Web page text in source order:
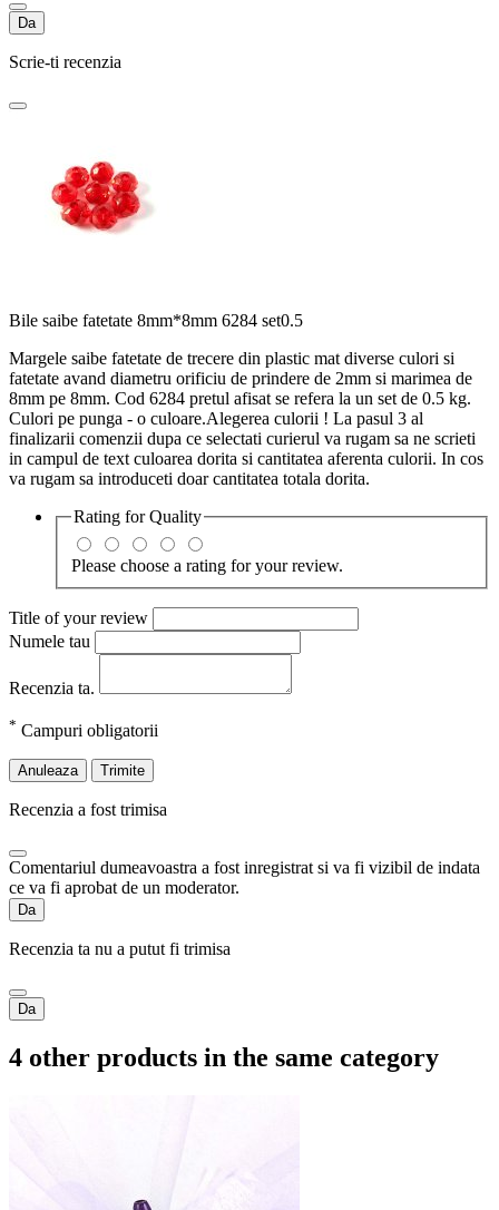
Da
Scrie-ti recenzia
Bile saibe fatetate 8mm*8mm 6284 set0.5
Margele saibe fatetate de trecere din plastic mat diverse culori si
fatetate avand diametru orificiu de prindere de 2mm si marimea de
8mm pe 8mm. Cod 6284 pretul afisat se refera la un set de 0.5 kg.
Culori pe punga - o culoare.Alegerea culorii ! La pasul 3 al
finalizarii comenzii dupa ce selectati curierul va rugam sa ne scrieti
in campul de text culoarea dorita si cantitatea aferenta culorii. In cos
va rugam sa introduceti doar cantitatea totala dorita.
Rating forQuality
Please choose a rating for your review.
Title of your review
Numele tau
Recenzia ta.
* Campuri obligatorii
Anuleaza Trimite
Recenzia a fost trimisa
Comentariul dumeavoastra a fost inregistrat si va fi vizibil de indata
ce va fi aprobat de un moderator.
Da
Recenzia ta nu a putut fi trimisa
Da
4 other products in the same category